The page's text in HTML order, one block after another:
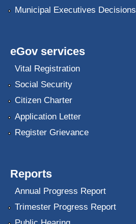
Municipal Executives Decisions
eGov services
Vital Registration
Social Security
Citizen Charter
Application Letter
Register Grievance
Reports
Annual Progress Report
Trimester Progress Report